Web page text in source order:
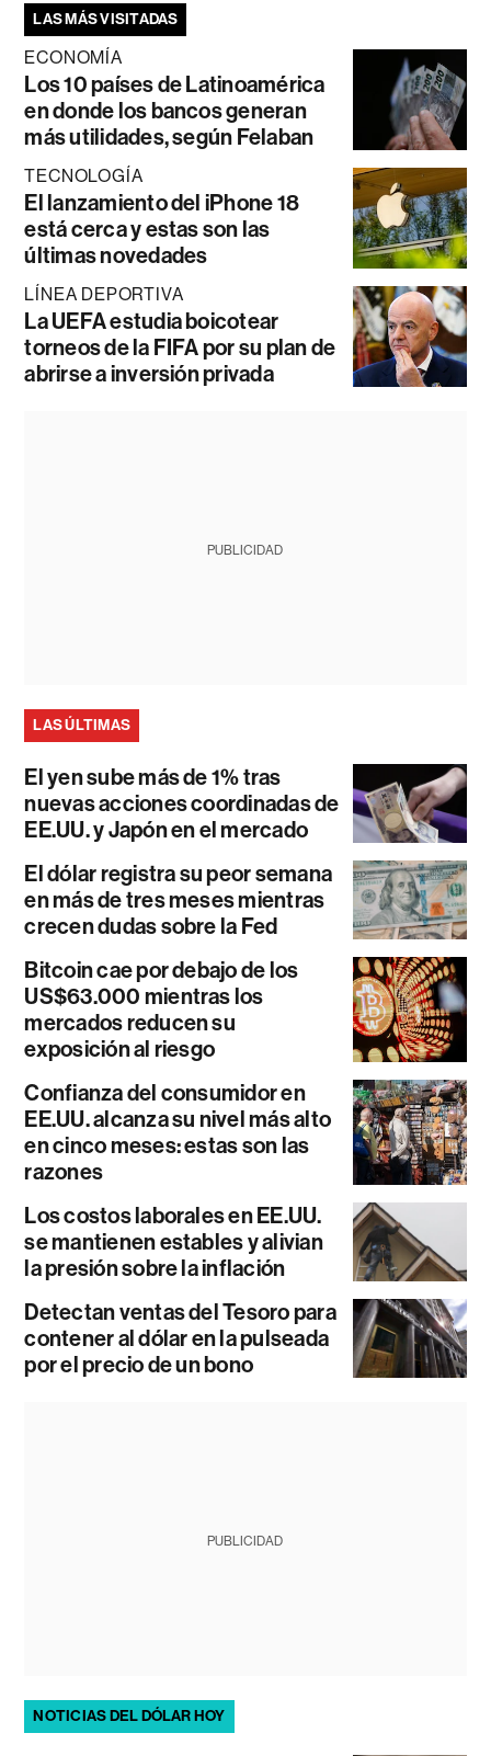
LAS MÁS VISITADAS
ECONOMÍA
Los 10 países de Latinoamérica
en donde los bancos generan
más utilidades, según Felaban
TECNOLOGÍA
El lanzamiento del iPhone 18
está cerca y estas son las
últimas novedades
LÍNEA DEPORTIVA
La UEFA estudia boicotear
torneos de la FIFA por su plan de
abrirse a inversión privada
PUBLICIDAD
LAS ÚLTIMAS
El yen sube más de 1% tras
nuevas acciones coordinadas de
EE.UU. y Japón en el mercado
El dólar registra su peor semana
en más de tres meses mientras
crecen dudas sobre la Fed
Bitcoin cae por debajo de los
US$63.000 mientras los
mercados reducen su
exposición al riesgo
Confianza del consumidor en
EE.UU. alcanza su nivel más alto
en cinco meses: estas son las
razones
Los costos laborales en EE.UU.
se mantienen estables y alivian
la presión sobre la inflación
Detectan ventas del Tesoro para
contener al dólar en la pulseada
por el precio de un bono
PUBLICIDAD
NOTICIAS DEL DÓLAR HOY